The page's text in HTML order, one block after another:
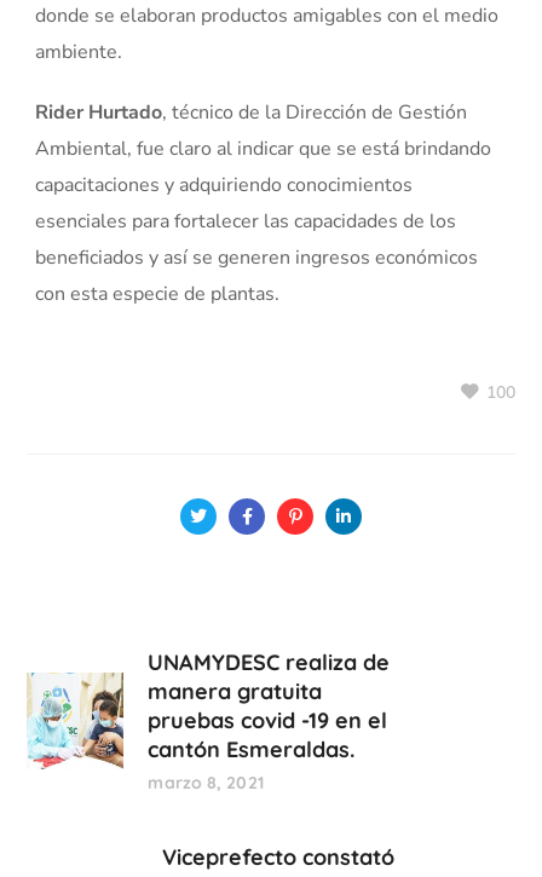
donde se elaboran productos amigables con el medio
ambiente.
Rider Hurtado, técnico de la Dirección de Gestión
Ambiental, fue claro al indicar que se está brindando
capacitaciones y adquiriendo conocimientos
esenciales para fortalecer las capacidades de los
beneficiados y así se generen ingresos económicos
con esta especie de plantas.
100
UNAMYDESC realiza de
manera gratuita
pruebas covid -19 en el
cantón Esmeraldas.
marzo 8, 2021
Viceprefecto constató